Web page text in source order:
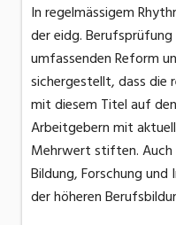
In regelmässigem
der eidg.
umfassenden Reform
sichergestellt, dass die
mit diesem Titel auf
Arbeitgebern mit
Mehrwert stiften.
Bildung, Forschung
der höheren